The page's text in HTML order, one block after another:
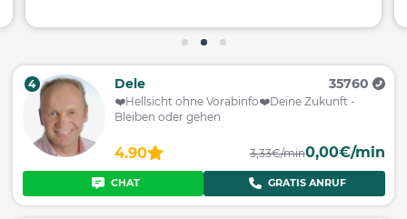
4 Dele 35760
❤️️Hellsicht ohne Vorabinfo❤️️Deine Zukunft -
Bleiben oder gehen
4.90 3,33€/min0,00€/min
CHAT GRATIS ANRUF